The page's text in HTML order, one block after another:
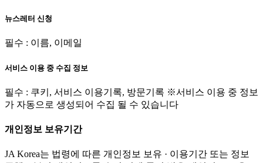
뉴스레터 신청
필수 : 이름, 이메일
서비스 이용 중 수집 정보
필수 : 쿠키, 서비스 이용기록, 방문기록 ※서비스 이용 중 정보
가 자동으로 생성되어 수집 될 수 있습니다
개인정보 보유기간
JA Korea는 법령에 따른 개인정보 보유 · 이용기간 또는 정보